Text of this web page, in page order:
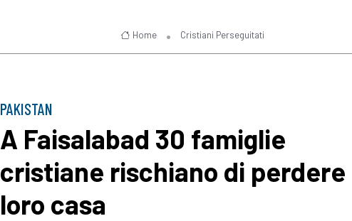
Home Cristiani Perseguitati
PAKISTAN
A Faisalabad 30 famiglie
cristiane rischiano di perdere
loro casa